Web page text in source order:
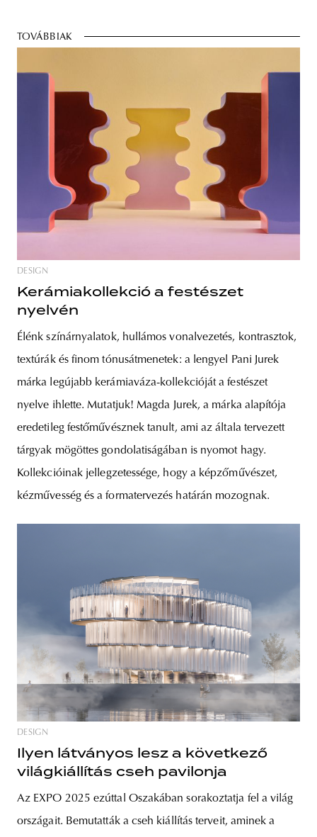
TOVÁBBIAK
DESIGN
Kerámiakollekció a festészet
nyelvén
Élénk színárnyalatok, hullámos vonalvezetés, kontrasztok,
textúrák és finom tónusátmenetek: a lengyel Pani Jurek
márka legújabb kerámiaváza-kollekcióját a festészet
nyelve ihlette. Mutatjuk! Magda Jurek, a márka alapítója
eredetileg festőművésznek tanult, ami az általa tervezett
tárgyak mögöttes gondolatiságában is nyomot hagy.
Kollekcióinak jellegzetessége, hogy a képzőművészet,
kézművesség és a formatervezés határán mozognak.
DESIGN
Ilyen látványos lesz a következő
világkiállítás cseh pavilonja
Az EXPO 2025 ezúttal Oszakában sorakoztatja fel a világ
országait. Bemutatták a cseh kiállítás terveit, aminek a